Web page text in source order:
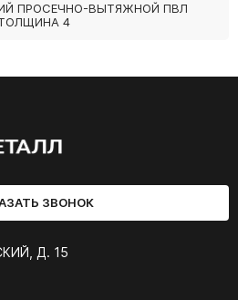
ПРОСЕЧНО-ВЫТЯЖНОЙ ПВЛ
4
ЗВОНОК
Д. 15